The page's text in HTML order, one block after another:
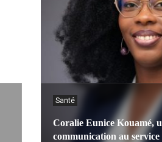
Santé
Coralie Eunice Kouamé,
communication au service